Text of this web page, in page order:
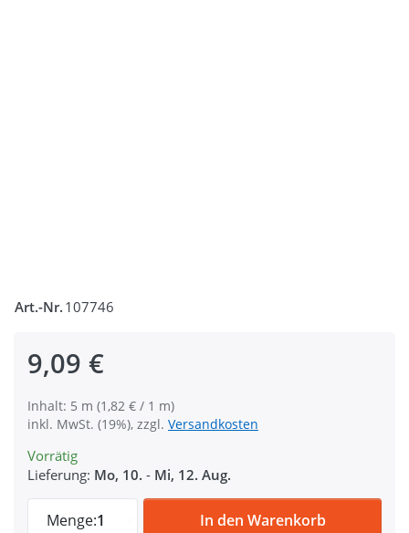
Art.-Nr. 107746
9,09 €
Inhalt: 5 m (1,82 € / 1 m)
inkl. MwSt. (19%), zzgl. Versandkosten
Vorrätig
Lieferung: Mo, 10. - Mi, 12. Aug.
Menge:1
5m Gürtelband / Taschenband - 30mm
In den Warenkorb